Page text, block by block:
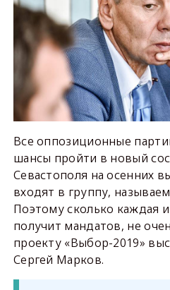
Все оппозиционные
шансы пройти в новый
Севастополя на осенних
входят в группу,
Поэтому сколько каждая
получит мандатов, не
проекту «Выбор-2019»
Сергей Марков.